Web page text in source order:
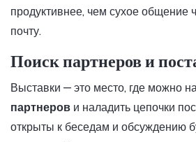
продуктивнее, чем сухое общение
почту.
Поиск партнеров и
Выставки — это место, где можно
партнеров и наладить цепочки
открыты к беседам и обсуждению